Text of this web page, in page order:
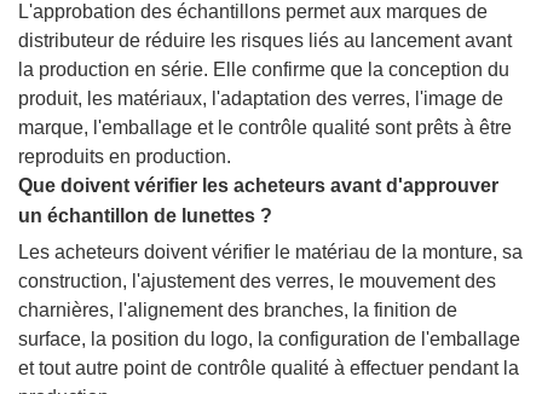
L'approbation des échantillons permet aux marques de
distributeur de réduire les risques liés au lancement avant
la production en série. Elle confirme que la conception du
produit, les matériaux, l'adaptation des verres, l'image de
marque, l'emballage et le contrôle qualité sont prêts à être
reproduits en production.
Que doivent vérifier les acheteurs avant d'approuver
un échantillon de lunettes ?
Les acheteurs doivent vérifier le matériau de la monture, sa
construction, l'ajustement des verres, le mouvement des
charnières, l'alignement des branches, la finition de
surface, la position du logo, la configuration de l'emballage
et tout autre point de contrôle qualité à effectuer pendant la